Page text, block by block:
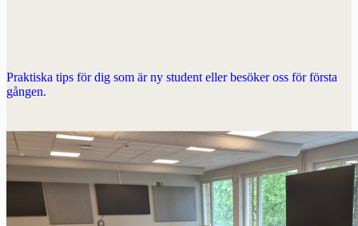
Praktiska tips för dig som är ny student eller besöker oss för första
gången.